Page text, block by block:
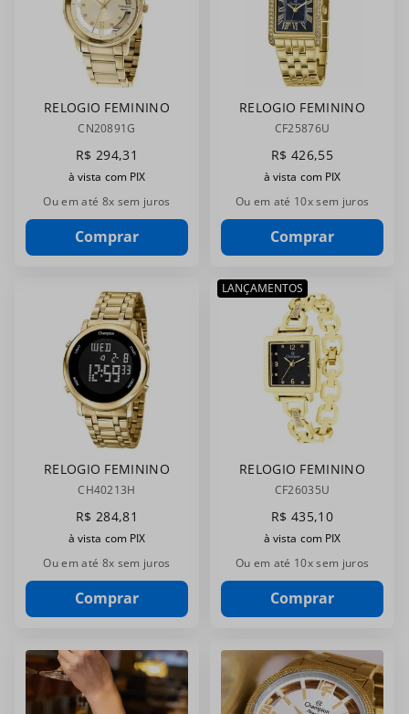
RELOGIO FEMININO
CHAMPION
CN20891G
R$ 294,31
à vista com PIX
Ou em até 8x sem juros
Comprar
RELOGIO FEMININO
CHAMPION
CF25876U
R$ 426,55
à vista com PIX
Ou em até 10x sem juros
Comprar
RELOGIO FEMININO
CHAMPION
CH40213H
R$ 284,81
à vista com PIX
Ou em até 8x sem juros
Comprar
LANÇAMENTOS
RELOGIO FEMININO
CHAMPION
CF26035U
R$ 435,10
à vista com PIX
Ou em até 10x sem juros
Comprar
digital
masculino
kit troca-pulseira